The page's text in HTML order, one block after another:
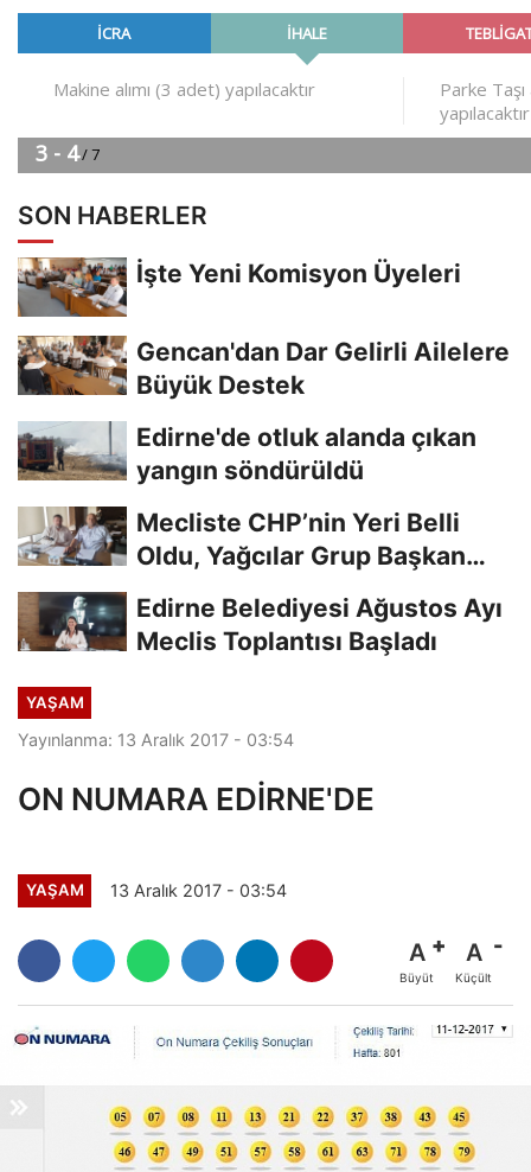
SON HABERLER
İşte Yeni Komisyon Üyeleri
Gencan'dan Dar Gelirli Ailelere
Büyük Destek
Edirne'de otluk alanda çıkan
yangın söndürüldü
Mecliste CHP’nin Yeri Belli
Oldu, Yağcılar Grup Başkan
Edirne Belediyesi Ağustos Ayı
Meclis Toplantısı Başladı
YAŞAM
Yayınlanma: 13 Aralık 2017 - 03:54
ON NUMARA EDİRNE'DE
YAŞAM 13 Aralık 2017 - 03:54
A
Büyüt
A
Küçült